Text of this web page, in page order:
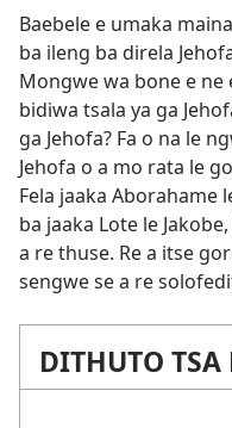
Baebele e umaka
ba ileng ba direla
Mongwe wa bone e ne
bidiwa tsala ya ga
ga Jehofa? Fa o na le
Jehofa o a mo rata le
Fela jaaka Aborahame
ba jaaka Lote le
a re thuse. Re a itse
sengwe se a re
DITHUTO